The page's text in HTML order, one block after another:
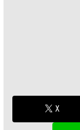
X